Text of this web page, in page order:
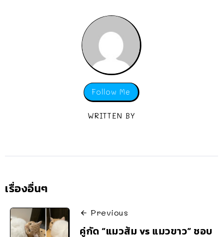
Follow Me
WRITTEN BY
เรื่องอื่นๆ
Previous
คู่กัด “แมวส้ม vs แมวขาว” ชอบ